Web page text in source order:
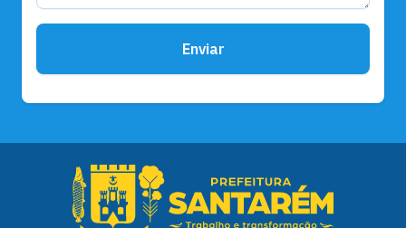
Enviar